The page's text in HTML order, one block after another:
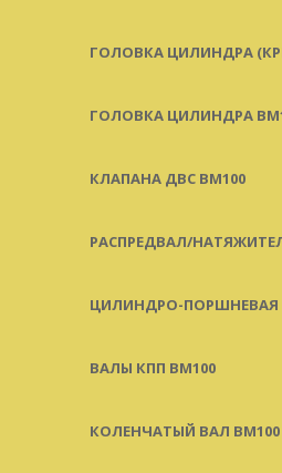
ГОЛОВКА ЦИЛИНДРА
ГОЛОВКА ЦИЛИНДРА
КЛАПАНА ДВС BM100
РАСПРЕДВАЛ/
ЦИЛИНДРО-ПОРШНЕВАЯ
ВАЛЫ КПП BM100
КОЛЕНЧАТЫЙ ВАЛ BM100